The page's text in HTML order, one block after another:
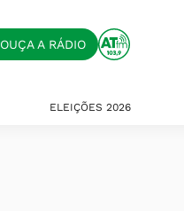
OUÇA A RÁDIO
ELEIÇÕES 2026